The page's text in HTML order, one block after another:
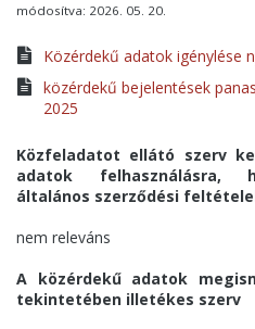
módosítva: 2026. 05. 20.
Közérdekű adatok igénylése
közérdekű bejelentések
2025
Közfeladatot ellátó szerv
adatok felhasználásra,
általános szerződési
nem releváns
A közérdekű adatok
tekintetében illetékes szerv